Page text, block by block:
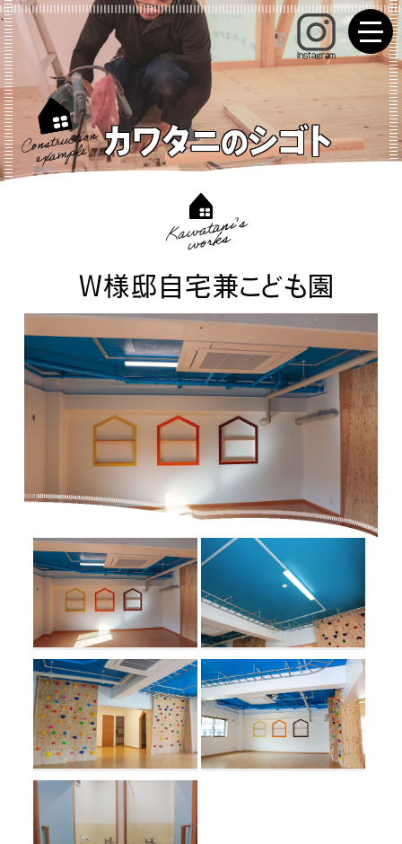
Instagram
Construction
example カワタニのシゴト
Kawatani’s
works
W様邸自宅兼こども園